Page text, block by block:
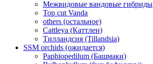
Межвидовые вандовые гибриды
Top cut Vanda
others (остальное)
Cattleya (Каттлеи)
Тилландсия (Tillandsia)
SSM orchids (ожидается)
Paphiopedilum (Башмаки)